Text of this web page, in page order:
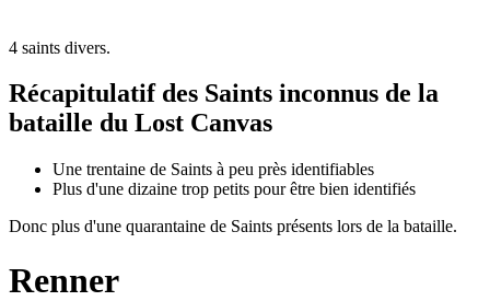
4 saints divers.
Récapitulatif des Saints inconnus de la
bataille du Lost Canvas
Une trentaine de Saints à peu près identifiables
Plus d'une dizaine trop petits pour être bien identifiés
Donc plus d'une quarantaine de Saints présents lors de la bataille.
Renner